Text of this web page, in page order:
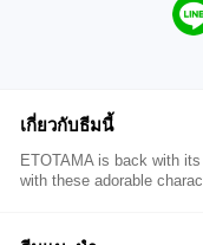
เกี่ยวกับธีมนี้
ETOTAMA is back with
with these adorable